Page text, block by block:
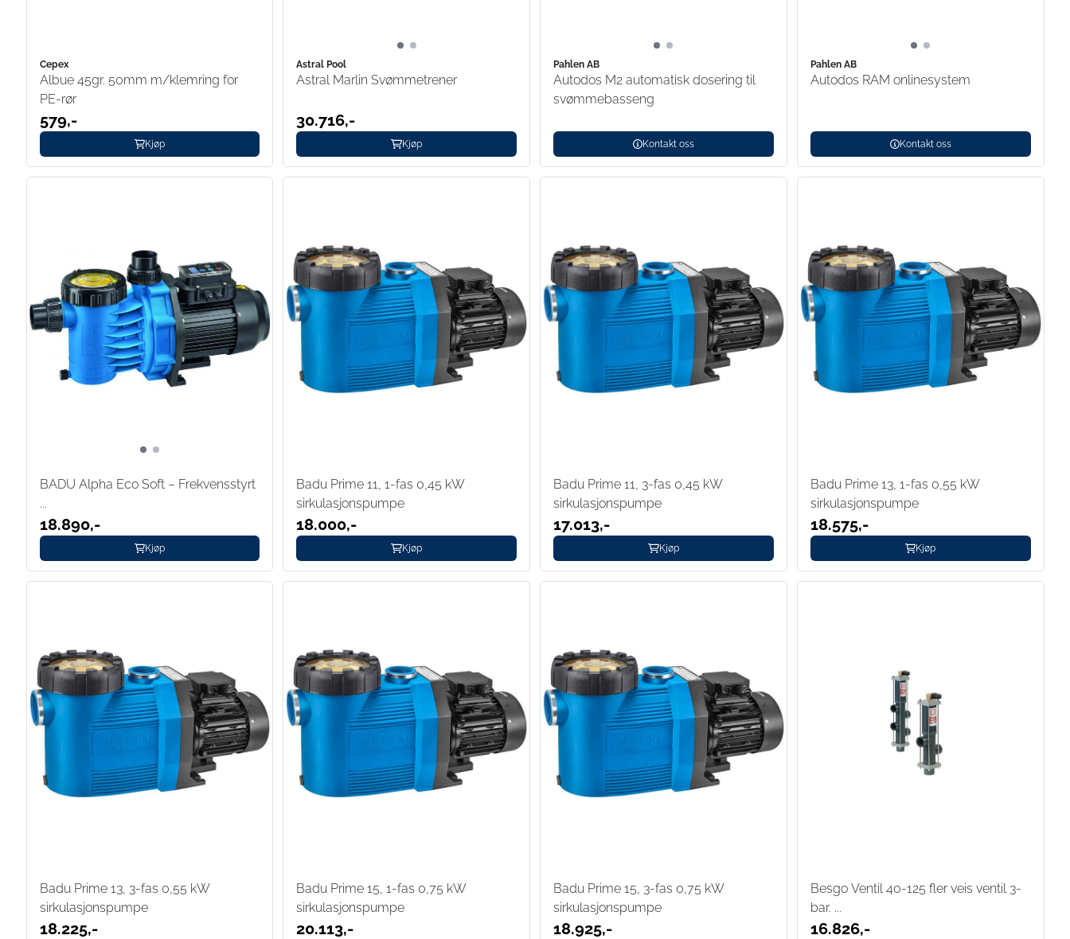
Cepex
Albue 45gr. 50mm m/klemring for
PE-rør
579,-
Kjøp
Astral Pool
Astral Marlin Svømmetrener
30.716,-
Kjøp
Pahlen AB
Autodos M2 automatisk dosering til
svømmebasseng
Kontakt oss
Pahlen AB
Autodos RAM onlinesystem
Kontakt oss
BADU Alpha Eco Soft – Frekvensstyrt
...
18.890,-
Kjøp
Badu Prime 11, 1-fas 0,45 kW
sirkulasjonspumpe
18.000,-
Kjøp
Badu Prime 11, 3-fas 0,45 kW
sirkulasjonspumpe
17.013,-
Kjøp
Badu Prime 13, 1-fas 0,55 kW
sirkulasjonspumpe
18.575,-
Kjøp
Badu Prime 13, 3-fas 0,55 kW
sirkulasjonspumpe
18.225,-
Badu Prime 15, 1-fas 0,75 kW
sirkulasjonspumpe
20.113,-
Badu Prime 15, 3-fas 0,75 kW
sirkulasjonspumpe
18.925,-
Besgo Ventil 40-125 fler veis ventil 3-
bar. ...
16.826,-